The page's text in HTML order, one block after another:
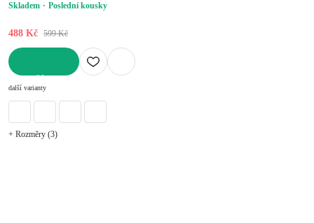
Skladem
Poslední kousky
488 Kč 599 Kč
další varianty
+ Rozměry (3)